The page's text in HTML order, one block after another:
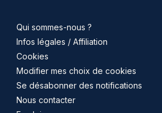
Qui sommes-nous ?
Infos légales / Affiliation
Cookies
Modifier mes choix de cookies
Se désabonner des notifications
Nous contacter